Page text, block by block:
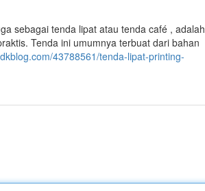
sebagai tenda lipat atau tenda café , adalah
Tenda ini umumnya terbuat dari bahan
43788561/tenda-lipat-printing-